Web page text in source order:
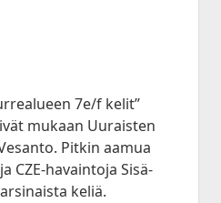
7e/f kelit”
mukaan Uuraisten
Pitkin aamua
CZE-havaintoja Sisä-
keliä.